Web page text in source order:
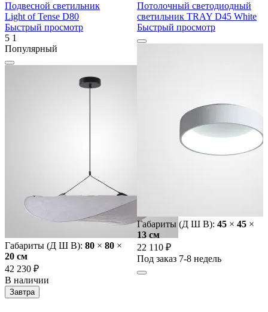
Подвесной светильник
Light of Tense D80
Быстрый просмотр
5 1
Популярный
Габариты (Д Ш В): 80 × 80 ×
20 cм
42 230 ₽
В наличии
Завтра
Потолочный светодиодный
светильник TRAY D45 White
Быстрый просмотр
Габариты (Д Ш В): 45 × 45 ×
13 cм
22 110 ₽
Под заказ 7-8 недель